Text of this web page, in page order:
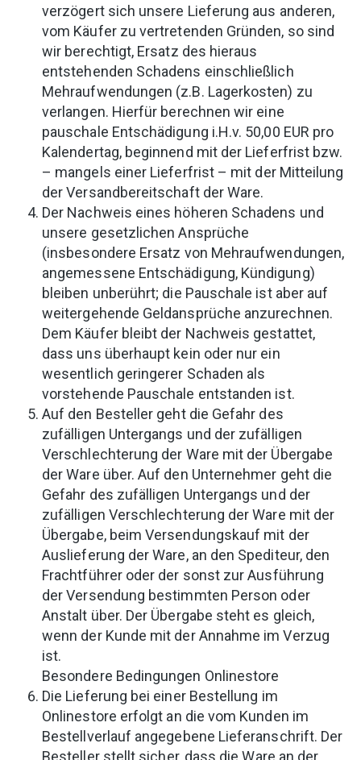
verzögert sich unsere Lieferung aus anderen,
vom Käufer zu vertretenden Gründen, so sind
wir berechtigt, Ersatz des hieraus
entstehenden Schadens einschließlich
Mehraufwendungen (z.B. Lagerkosten) zu
verlangen. Hierfür berechnen wir eine
pauschale Entschädigung i.H.v. 50,00 EUR pro
Kalendertag, beginnend mit der Lieferfrist bzw.
– mangels einer Lieferfrist – mit der Mitteilung
der Versandbereitschaft der Ware.
Der Nachweis eines höheren Schadens und
unsere gesetzlichen Ansprüche
(insbesondere Ersatz von Mehraufwendungen,
angemessene Entschädigung, Kündigung)
bleiben unberührt; die Pauschale ist aber auf
weitergehende Geldansprüche anzurechnen.
Dem Käufer bleibt der Nachweis gestattet,
dass uns überhaupt kein oder nur ein
wesentlich geringerer Schaden als
vorstehende Pauschale entstanden ist.
Auf den Besteller geht die Gefahr des
zufälligen Untergangs und der zufälligen
Verschlechterung der Ware mit der Übergabe
der Ware über. Auf den Unternehmer geht die
Gefahr des zufälligen Untergangs und der
zufälligen Verschlechterung der Ware mit der
Übergabe, beim Versendungskauf mit der
Auslieferung der Ware, an den Spediteur, den
Frachtführer oder der sonst zur Ausführung
der Versendung bestimmten Person oder
Anstalt über. Der Übergabe steht es gleich,
wenn der Kunde mit der Annahme im Verzug
ist.
Besondere Bedingungen Onlinestore
Die Lieferung bei einer Bestellung im
Onlinestore erfolgt an die vom Kunden im
Bestellverlauf angegebene Lieferanschrift. Der
Besteller stellt sicher, dass die Ware an der